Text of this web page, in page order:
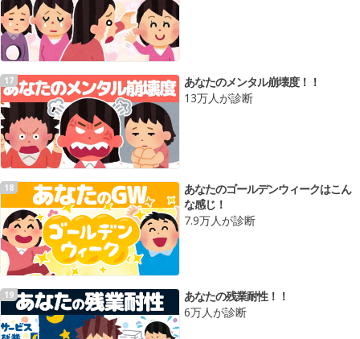
17
あなたのメンタル崩壊度！！
13万人が診断
18
あなたのゴールデンウィークはこん
な感じ！
7.9万人が診断
19
あなたの残業耐性！！
6万人が診断